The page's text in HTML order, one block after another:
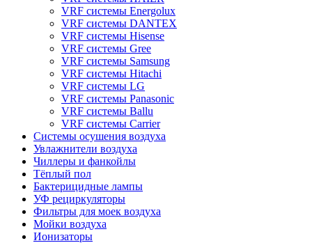
VRF системы Energolux
VRF системы DANTEX
VRF системы Hisense
VRF системы Gree
VRF системы Samsung
VRF системы Hitachi
VRF системы LG
VRF системы Panasonic
VRF системы Ballu
VRF системы Carrier
Системы осушения воздуха
Увлажнители воздуха
Чиллеры и фанкойлы
Тёплый пол
Бактерицидные лампы
УФ рециркуляторы
Фильтры для моек воздуха
Мойки воздуха
Ионизаторы